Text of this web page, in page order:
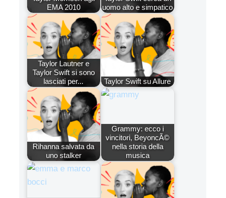
EMA 2010
uomo alto e simpatico
Taylor Lautner e
Taylor Swift si sono
lasciati per...
Taylor Swift su Allure
Rihanna salvata da
uno stalker
Grammy: ecco i
vincitori, BeyoncÃ©
nella storia della
musica